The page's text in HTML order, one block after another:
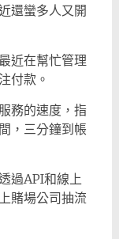
還蠻多人又開
近在幫忙管理
付款。
務的速度，指
，三分鐘到帳
過API和線上
賭場公司抽流